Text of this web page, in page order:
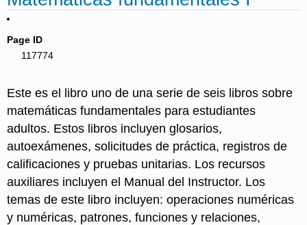
Page ID
117774
Este es el libro uno de una serie de seis libros sobre
matemáticas fundamentales para estudiantes
adultos. Estos libros incluyen glosarios,
autoexámenes, solicitudes de práctica, registros de
calificaciones y pruebas unitarias. Los recursos
auxiliares incluyen el Manual del Instructor. Los
temas de este libro incluyen: operaciones numéricas
y numéricas, patrones, funciones y relaciones,